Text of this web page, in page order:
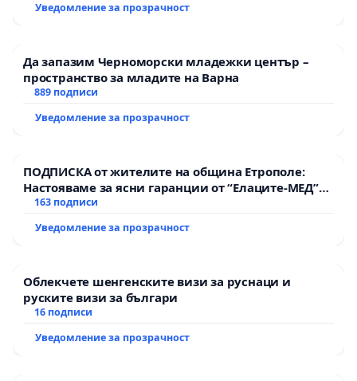
Уведомление за прозрачност
Да запазим Черноморски младежки център –
пространство за младите на Варна
889 подписи
Уведомление за прозрачност
ПОДПИСКА от жителите на община Етрополе:
Настояваме за ясни гаранции от “Елаците-МЕД”
АД и от държавата, че ще се изпълнят всички
163 подписи
Уведомление за прозрачност
Облекчете шенгенските визи за руснаци и
руските визи за българи
16 подписи
Уведомление за прозрачност